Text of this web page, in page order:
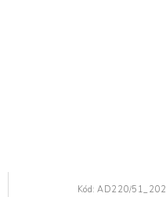
Kód: AD220/51_202